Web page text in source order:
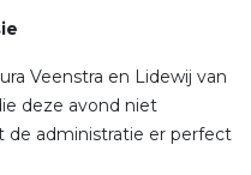
Veenstra en Lidewij van
deze avond niet
de administratie er perfect